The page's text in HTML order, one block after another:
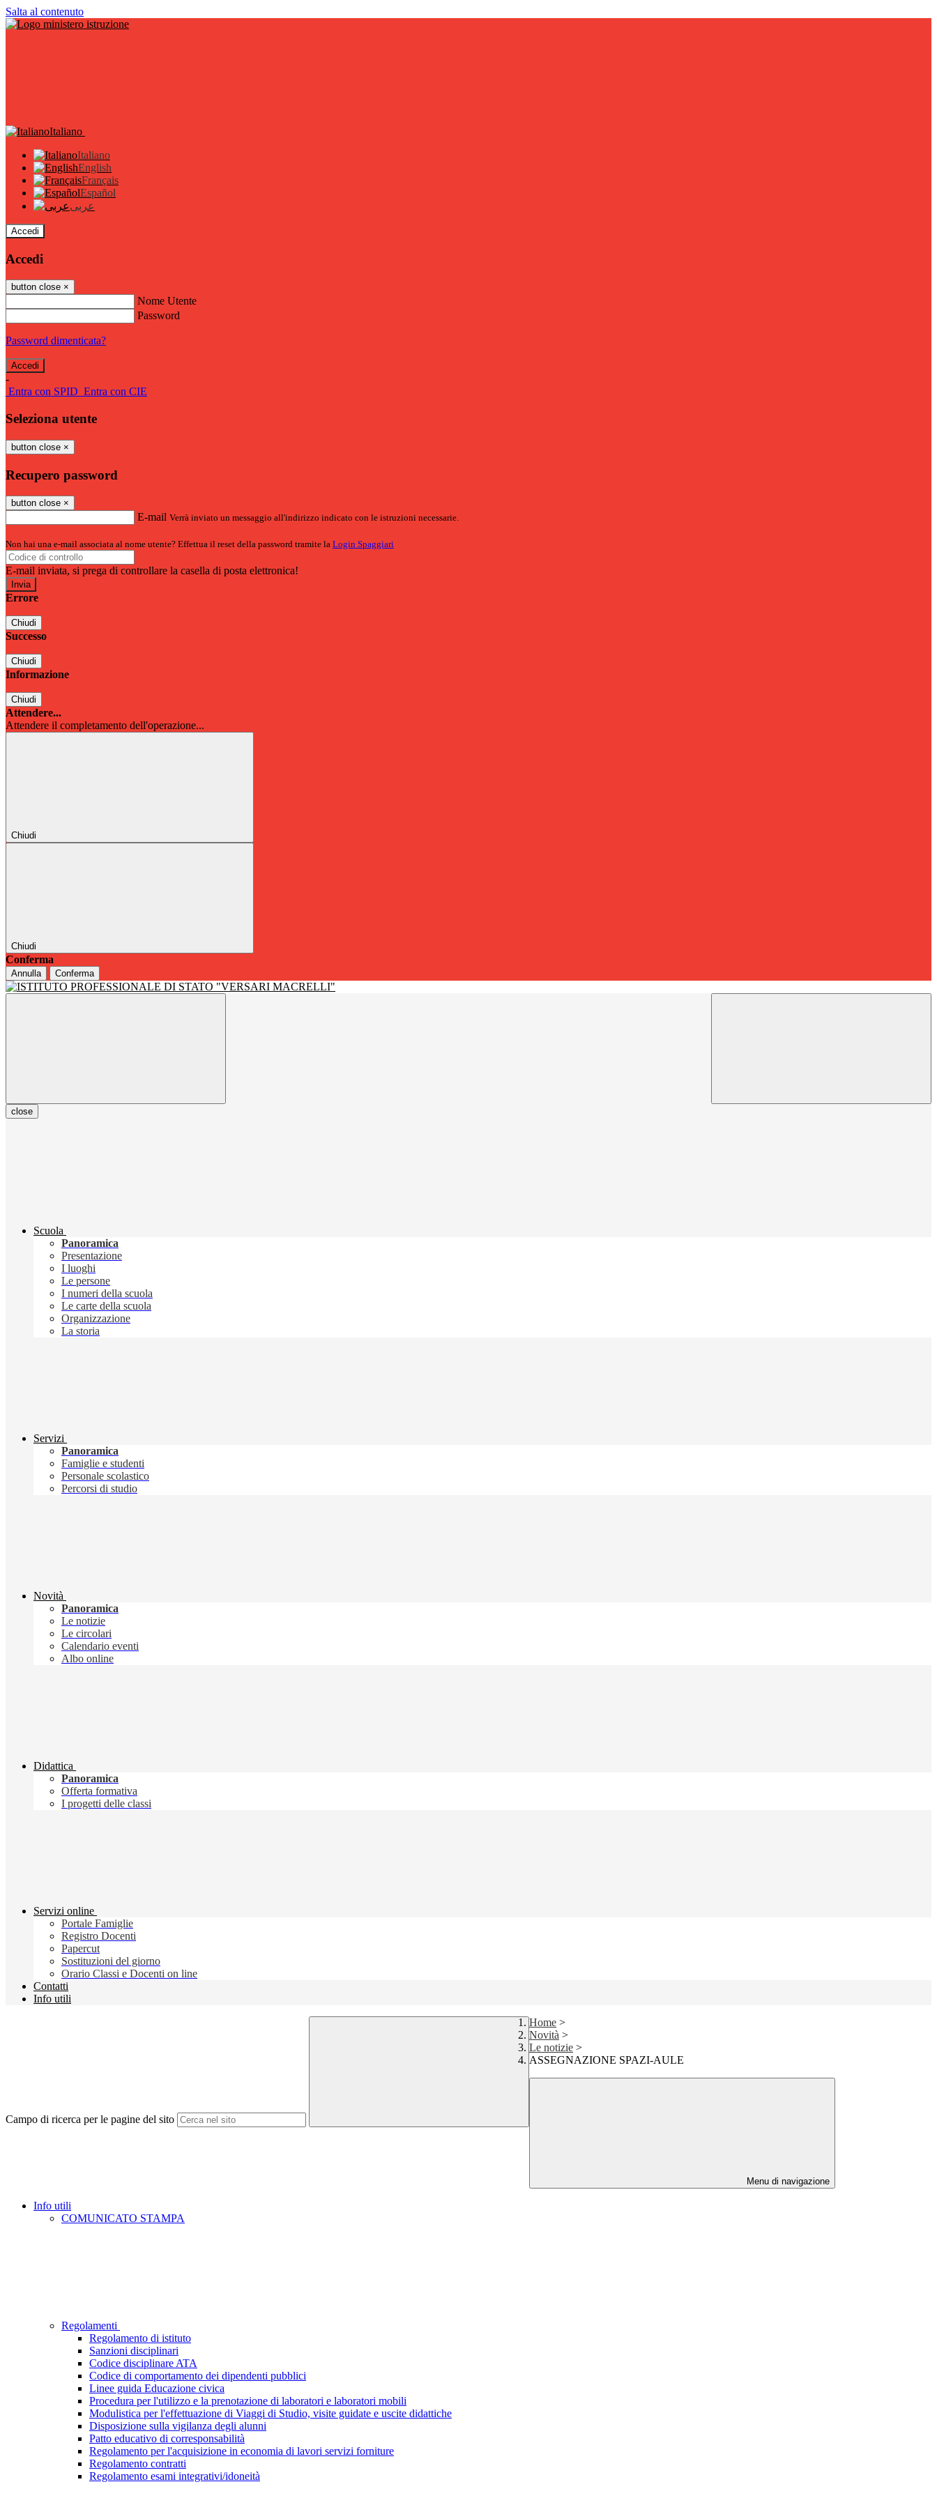
Salta al contenuto
Italiano
Italiano
English
Français
Español
عربى
Accedi
Accedi
button close ×
Nome Utente
Password
Password dimenticata?
-
Entra con SPID Entra con CIE
Seleziona utente
button close ×
Recupero password
button close ×
E-mail Verrà inviato un messaggio all'indirizzo indicato con le istruzioni necessarie.
Non hai una e-mail associata al nome utente? Effettua il reset della password tramite la Login Spaggiari
E-mail inviata, si prega di controllare la casella di posta elettronica!
Errore
Chiudi
Successo
Chiudi
Informazione
Chiudi
Attendere...
Attendere il completamento dell'operazione...
Chiudi
Chiudi
Conferma
Annulla Conferma
close
Scuola
Panoramica
Presentazione
I luoghi
Le persone
I numeri della scuola
Le carte della scuola
Organizzazione
La storia
Servizi
Panoramica
Famiglie e studenti
Personale scolastico
Percorsi di studio
Novità
Panoramica
Le notizie
Le circolari
Calendario eventi
Albo online
Didattica
Panoramica
Offerta formativa
I progetti delle classi
Servizi online
Portale Famiglie
Registro Docenti
Papercut
Sostituzioni del giorno
Orario Classi e Docenti on line
Contatti
Info utili
Campo di ricerca per le pagine del sito
Home >
Novità >
Le notizie >
ASSEGNAZIONE SPAZI-AULE
Menu di navigazione
Info utili
COMUNICATO STAMPA
Regolamenti
Regolamento di istituto
Sanzioni disciplinari
Codice disciplinare ATA
Codice di comportamento dei dipendenti pubblici
Linee guida Educazione civica
Procedura per l'utilizzo e la prenotazione di laboratori e laboratori mobili
Modulistica per l'effettuazione di Viaggi di Studio, visite guidate e uscite didattiche
Disposizione sulla vigilanza degli alunni
Patto educativo di corresponsabilità
Regolamento per l'acquisizione in economia di lavori servizi forniture
Regolamento contratti
Regolamento esami integrativi/idoneità